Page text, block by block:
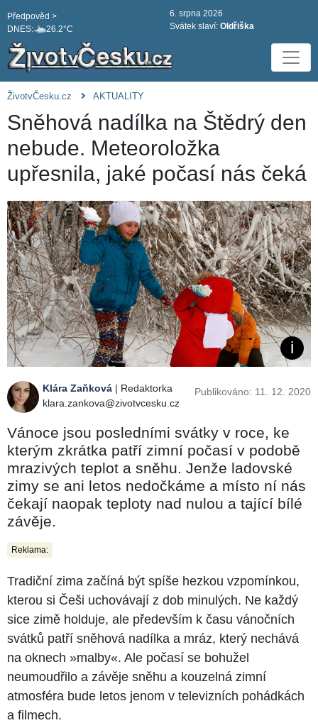
DNES: 26.2°C
Předpověd >
6. srpna 2026
Svátek slaví: Oldřiška
ŽivotvČesku.cz AKTUALITY
Sněhová nadílka na Štědrý den
nebude. Meteoroložka
upřesnila, jaké počasí nás čeká
Klára Zaňková | Redaktorka
klara.zankova@zivotvcesku.cz
Publikováno: 11. 12. 2020
Vánoce jsou posledními svátky v roce, ke
kterým zkrátka patří zimní počasí v podobě
mrazivých teplot a sněhu. Jenže ladovské
zimy se ani letos nedočkáme a místo ní nás
čekají naopak teploty nad nulou a tající bílé
závěje.
Reklama:
Tradiční zima začíná být spíše hezkou vzpomínkou,
kterou si Češi uchovávají z dob minulých. Ne každý
sice zimě holduje, ale především k času vánočních
svátků patří sněhová nadílka a mráz, který nechává
na oknech »malby«. Ale počasí se bohužel
neumoudřilo a závěje sněhu a kouzelná zimní
atmosféra bude letos jenom v televizních pohádkách
a filmech.